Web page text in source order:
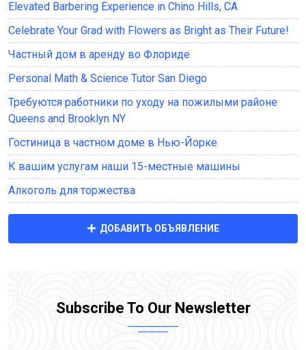
Elevated Barbering Experience in Chino Hills, CA
Celebrate Your Grad with Flowers as Bright as Their Future!
Частный дом в аренду во Флориде
Personal Math & Science Tutor San Diego
Требуются работники по уходу на пожилыми районе
Queens and Brooklyn NY
Гостиница в частном доме в Нью-Йорке
К вашим услугам наши 15-местные машины
Алкоголь для торжества
ДОБАВИТЬ ОБЪЯВЛЕНИЕ
Subscribe To Our Newsletter